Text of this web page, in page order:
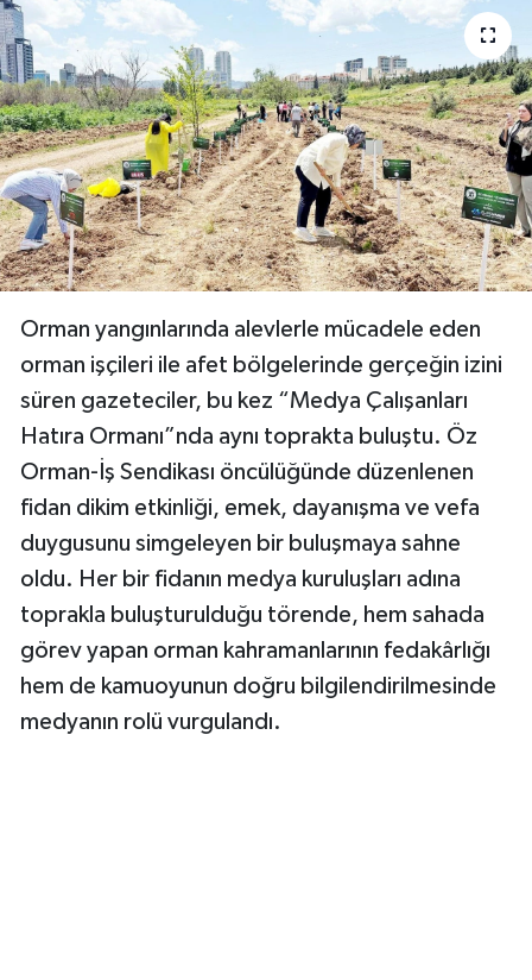
Orman yangınlarında alevlerle mücadele eden
orman işçileri ile afet bölgelerinde gerçeğin izini
süren gazeteciler, bu kez “Medya Çalışanları
Hatıra Ormanı”nda aynı toprakta buluştu. Öz
Orman-İş Sendikası öncülüğünde düzenlenen
fidan dikim etkinliği, emek, dayanışma ve vefa
duygusunu simgeleyen bir buluşmaya sahne
oldu. Her bir fidanın medya kuruluşları adına
toprakla buluşturulduğu törende, hem sahada
görev yapan orman kahramanlarının fedakârlığı
hem de kamuoyunun doğru bilgilendirilmesinde
medyanın rolü vurgulandı.
Gündem
Gurme
Haber
İlçe Haberleri
Keşfet
Kültür & Sanat
Magazin
Resmi İlanlar
Sağlık
Siyaset
Sokak Hayvanlarını Sahiplendirme